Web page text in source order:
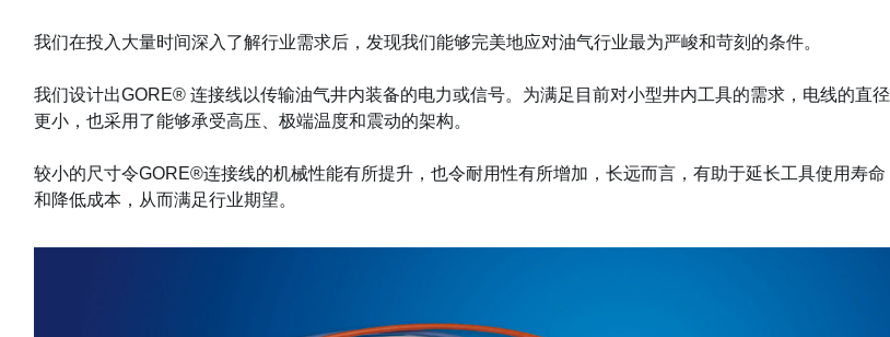
我们在投入大量时间深入了解行业需求后，发现我们能够完美地应对油气行业最为严峻和苛刻的条件。
我们设计出GORE® 连接线以传输油气井内装备的电力或信号。为满足目前对小型井内工具的需求，电线的直径
更小，也采用了能够承受高压、极端温度和震动的架构。
较小的尺寸令GORE®连接线的机械性能有所提升，也令耐用性有所增加，长远而言，有助于延长工具使用寿命
和降低成本，从而满足行业期望。